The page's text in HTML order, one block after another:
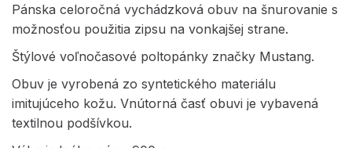
Pánska celoročná vychádzková obuv na šnurovanie s
možnosťou použitia zipsu na vonkajšej strane.
Štýlové voľnočasové poltopánky značky Mustang.
Obuv je vyrobená zo syntetického materiálu
imitujúceho kožu. Vnútorná časť obuvi je vybavená
textilnou podšívkou.